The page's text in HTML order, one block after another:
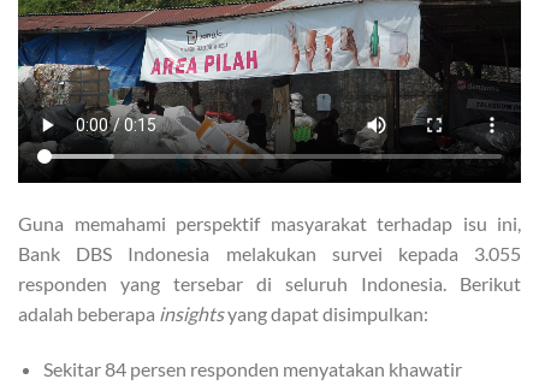
Guna memahami perspektif masyarakat terhadap isu ini,
Bank DBS Indonesia melakukan survei kepada 3.055
responden yang tersebar di seluruh Indonesia. Berikut
adalah beberapa insightsyang dapat disimpulkan:
Sekitar 84 persen responden menyatakan khawatir